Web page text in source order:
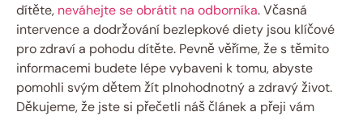
dítěte, neváhejte se obrátit na odborníka. Včasná
intervence a dodržování bezlepkové diety jsou klíčové
pro zdraví a pohodu dítěte. Pevně věříme, že s těmito
informacemi budete lépe vybaveni k tomu, abyste
pomohli svým dětem žít plnohodnotný a zdravý život.
Děkujeme, že jste si přečetli náš článek a přeji vám